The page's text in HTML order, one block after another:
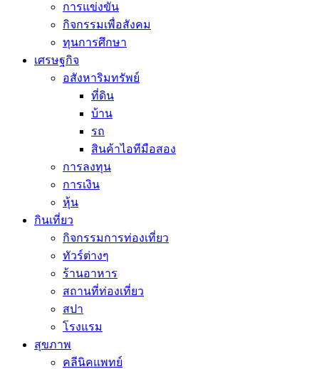
การแข่งขัน
กิจกรรมเพื่อสังคม
ทุนการศึกษา
เศรษฐกิจ
อสังหาริมทรัพย์
ที่ดิน
บ้าน
รถ
สินค้าไอทีมือสอง
การลงทุน
การเงิน
หุ้น
กินเที่ยว
กิจกรรมการท่องเที่ยว
ทัวร์ต่างๆ
ร้านอาหาร
สถานที่ท่องเที่ยว
สปา
โรงแรม
สุขภาพ
คลีนิคแพทย์